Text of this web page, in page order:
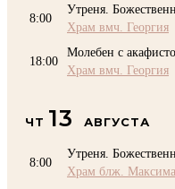
8:00
Утреня.
Храм вмч. Георгия
18:00
Молебен с
Храм вмч. Георгия
ЧТ 13 АВГУСТА
8:00
Утреня.
Храм блж. Максима